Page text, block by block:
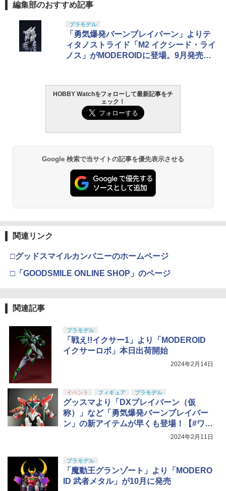
編集部のおすすめ記事
プラモデル
「勇気爆発バーンブレイバーン」よりテ
ィタノストライド「M2 イクシード・ライ
ノス」がMODEROIDに登場。9月発売予
HOBBY Watchをフォローして最新記事をチ
ェック！
Google 検索で当サイトの記事を優先表示させる
関連リンク
□グッドスマイルカンパニーのホームページ
□「GOODSMILE ONLINE SHOP」のページ
関連記事
プラモデル
「戦え!!イクサー1」より「MODEROID
イクサーロボ」本日出荷開始
2024年2月14日
イベント フィギュア プラモデル
グッスマより「DXブレイバーン（仮
称）」など「勇気爆発バーンブレイバー
ン」の新アイテムが早くも登場！【#ワン
2024年2月11日
プラモデル
「魔動王グランゾート」より「MODERO
ID 武者メタル」が10月に発売